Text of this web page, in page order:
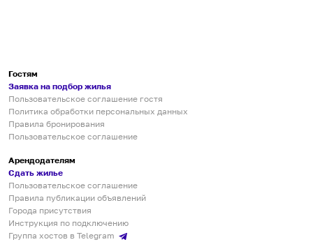
Гостям
Заявка на подбор жилья
Пользовательское соглашение гостя
Политика обработки персональных данных
Правила бронирования
Пользовательское соглашение
Арендодателям
Сдать жилье
Пользовательское соглашение
Правила публикации объявлений
Города присутствия
Инструкция по подключению
Группа хостов в Telegram